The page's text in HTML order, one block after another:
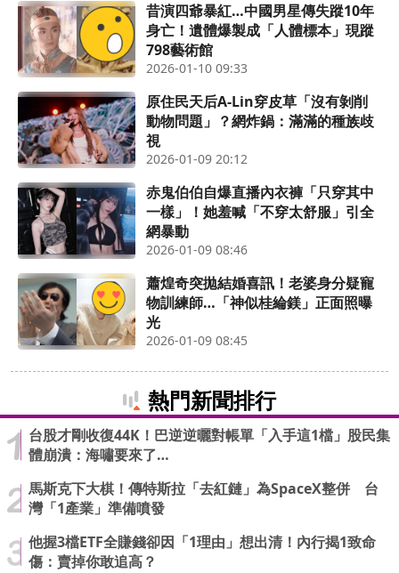
昔演四爺暴紅…中國男星傳失蹤10年
身亡！遺體爆製成「人體標本」現蹤
798藝術館
2026-01-10 09:33
原住民天后A-Lin穿皮草「沒有剝削
動物問題」？網炸鍋：滿滿的種族歧
視
2026-01-09 20:12
赤鬼伯伯自爆直播內衣褲「只穿其中
一樣」！她羞喊「不穿太舒服」引全
網暴動
2026-01-09 08:46
蕭煌奇突拋結婚喜訊！老婆身分疑寵
物訓練師…「神似桂綸鎂」正面照曝
光
2026-01-09 08:45
熱門新聞排行
台股才剛收復44K！巴逆逆曬對帳單「入手這1檔」股民集
體崩潰：海嘯要來了…
馬斯克下大棋！傳特斯拉「去紅鏈」為SpaceX整併 台
灣「1產業」準備噴發
他握3檔ETF全賺錢卻因「1理由」想出清！內行揭1致命
傷：賣掉你敢追高？